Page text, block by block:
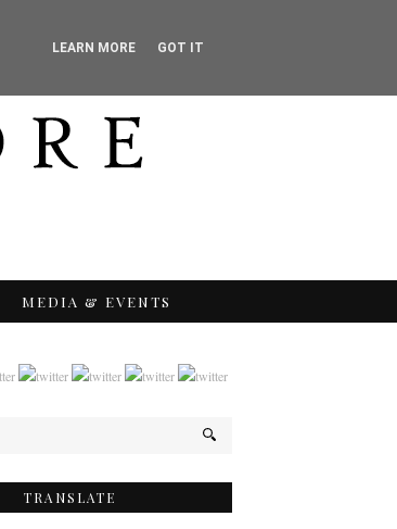
MEDIA & EVENTS
TRANSLATE
LEARN MORE GOT IT